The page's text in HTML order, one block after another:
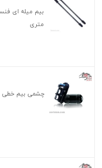
متری
چشمی بیم خطی 100 متری 2 لنز